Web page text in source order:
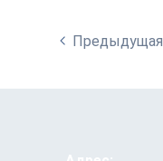
Предыдущая